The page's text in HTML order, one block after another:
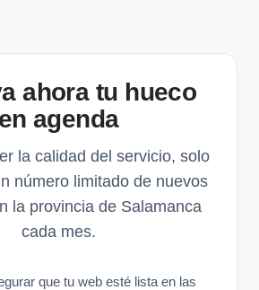
ahora tu hueco
en agenda
la calidad del servicio, solo
número limitado de nuevos
la provincia de Salamanca
cada mes.
que tu web esté lista en las